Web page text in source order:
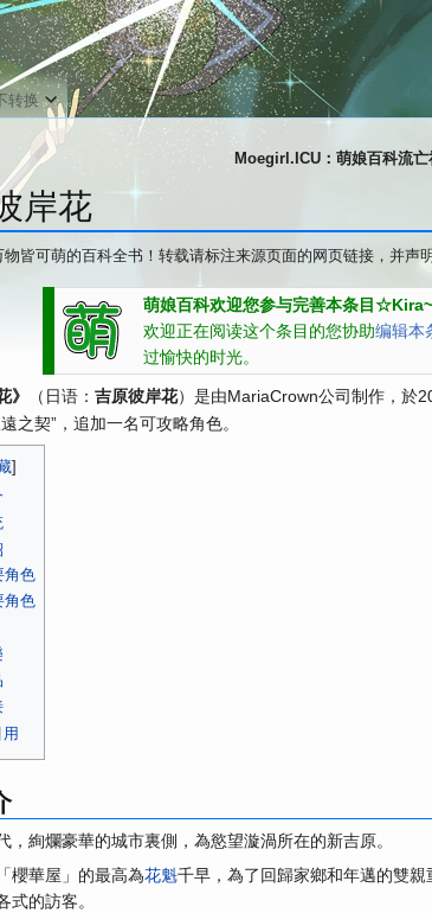
Moegirl.ICU：萌娘百科流
岸花
皆可萌的百科全书！转载请标注来源页面的网页链接，并声
萌娘百科欢迎您参与完善本条目☆Kira~
欢迎正在阅读这个条目的您协助编辑本
过愉快的时光。
》 （日语： 吉原彼岸花）是由MariaCrown公司制作，於
之契”，追加一名可攻略角色。
角色
角色
，絢爛豪華的城市裏側，為慾望漩渦所在的新吉原。
櫻華屋」的最高為花魁千早，為了回歸家鄉和年邁的雙
式的訪客。
转换